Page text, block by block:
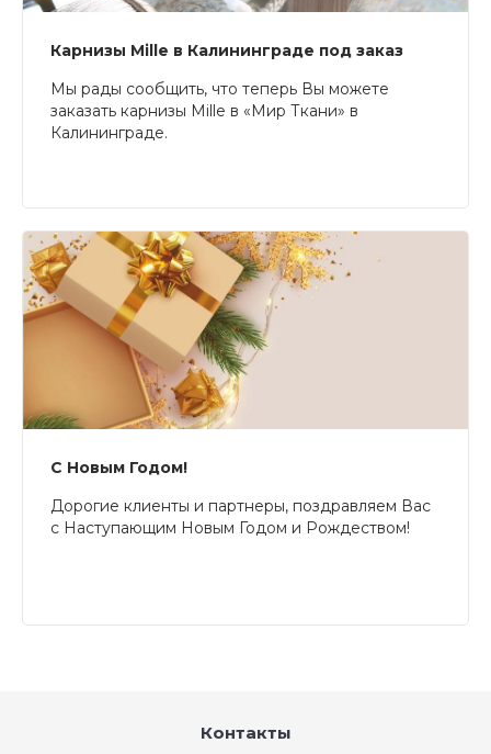
Карнизы Mille в Калининграде под заказ
Мы рады сообщить, что теперь Вы можете
заказать карнизы Mille в «Мир Ткани» в
Калининграде.
С Новым Годом!
Дорогие клиенты и партнеры, поздравляем Вас
с Наступающим Новым Годом и Рождеством!
Контакты